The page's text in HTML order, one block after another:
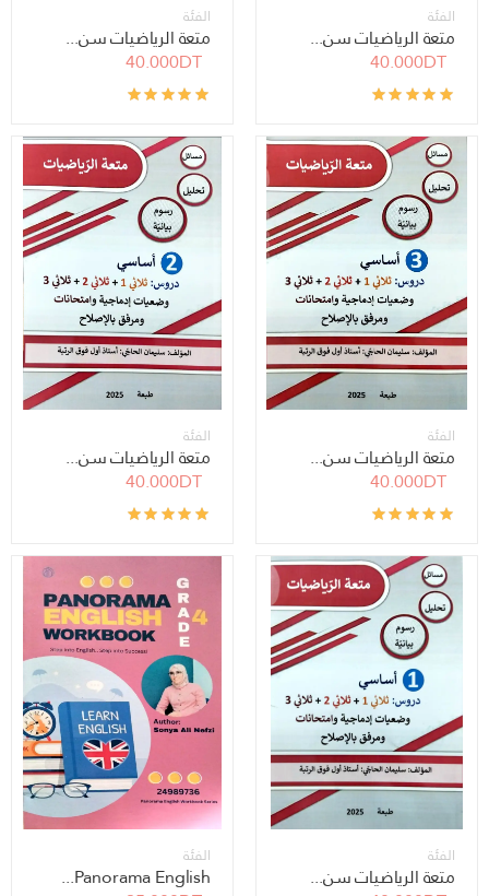
الفئة
متعة الرياضيات سن...
40.000DT
الفئة
متعة الرياضيات سن...
40.000DT
الفئة
متعة الرياضيات سن...
40.000DT
الفئة
متعة الرياضيات سن...
40.000DT
الفئة
متعة الرياضيات سن...
الفئة
Panorama English...